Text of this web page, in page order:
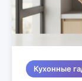
Кухонные